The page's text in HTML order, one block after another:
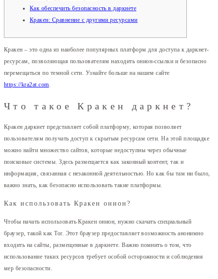
Как обеспечить безопасность в даркнете
Кракен: Сравнение с другими ресурсами
Кракен – это одна из наиболее популярных платформ для доступа к даркнет-
ресурсам, позволяющая пользователям находить онион-ссылки и безопасно
перемещаться по темной сети. Узнайте больше на нашем сайте
https://kra2at.com.
Что такое Кракен даркнет?
Кракен даркнет представляет собой платформу, которая позволяет
пользователям получать доступ к скрытым ресурсам сети. На этой площадке
можно найти множество сайтов, которые недоступны через обычные
поисковые системы. Здесь размещается как законный контент, так и
информация, связанная с незаконной деятельностью. Но как бы там ни было,
важно знать, как безопасно использовать такие платформы.
Как использовать Кракен онион?
Чтобы начать использовать Кракен онион, нужно скачать специальный
браузер, такой как Tor. Этот браузер предоставляет возможность анонимно
входить на сайты, размещенные в даркнете. Важно помнить о том, что
использование таких ресурсов требует особой осторожности и соблюдения
мер безопасности.